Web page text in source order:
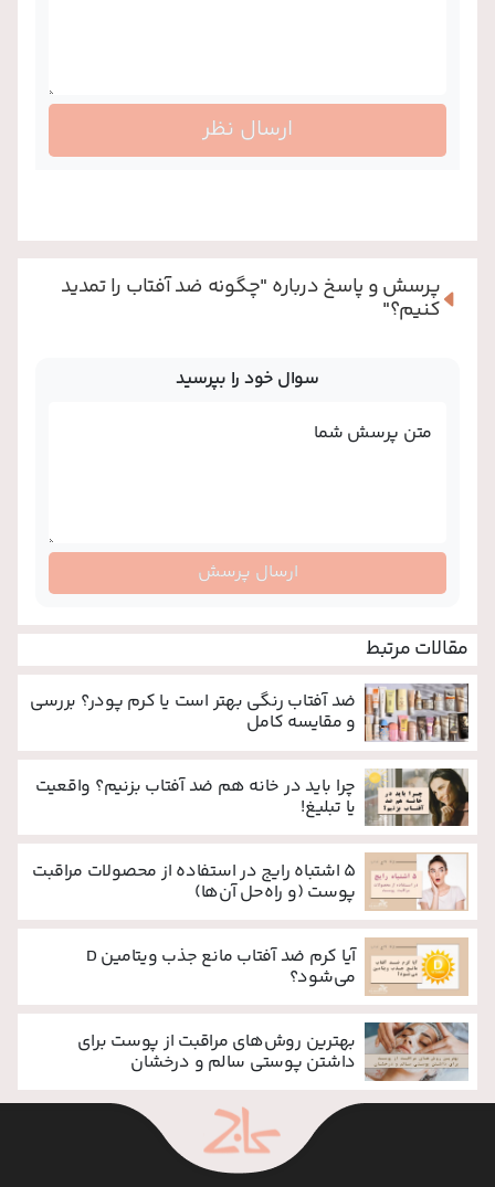
ارسال نظر
پرسش و پاسخ درباره "چگونه ضد آفتاب را تمدید
کنیم؟"
سوال خود را بپرسید
متن پرسش شما
ارسال پرسش
مقالات مرتبط
ضد آفتاب رنگی بهتر است یا کرم پودر؟ بررسی
و مقایسه کامل
چرا باید در خانه هم ضد آفتاب بزنیم؟ واقعیت
یا تبلیغ!
۵ اشتباه رایج در استفاده از محصولات مراقبت
پوست (و راه‌حل آن‌ها)
آیا کرم ضد آفتاب مانع جذب ویتامین D
می‌شود؟
بهترین روش‌های مراقبت از پوست برای
داشتن پوستی سالم و درخشان